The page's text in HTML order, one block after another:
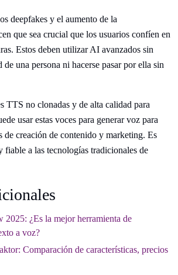
deepfakes y el aumento de la
que sea crucial que los usuarios confíen en
Estos deben utilizar AI avanzados sin
una persona ni hacerse pasar por ella sin
TTS no clonadas y de alta calidad para
usar estas voces para generar voz para
de creación de contenido y marketing. Es
fiable a las tecnologías tradicionales de
2025: ¿Es la mejor herramienta de
a voz?
Comparación de características, precios